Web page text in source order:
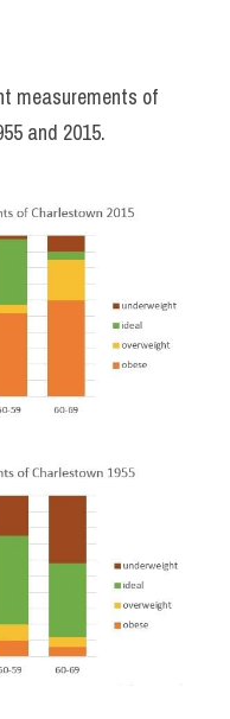
measurements of
and 2015.